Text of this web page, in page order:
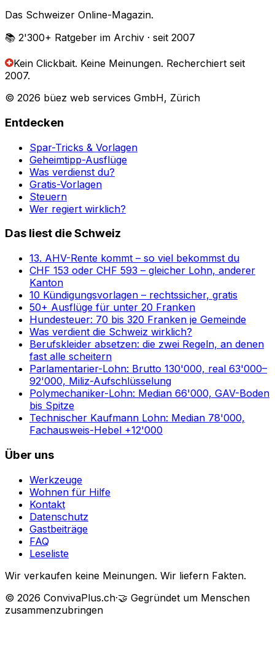
Das Schweizer Online-Magazin.
📚 2'300+ Ratgeber im Archiv · seit 2007
Kein Clickbait. Keine Meinungen. Recherchiert seit
2007.
© 2026 büez web services GmbH, Zürich
Entdecken
Spar-Tricks & Vorlagen
Geheimtipp-Ausflüge
Was verdienst du?
Gratis-Vorlagen
Steuern
Wer regiert wirklich?
Das liest die Schweiz
13. AHV-Rente kommt – so viel bekommst du
CHF 153 oder CHF 593 – gleicher Lohn, anderer
Kanton
10 Kündigungsvorlagen – rechtssicher, gratis
50+ Ausflüge für unter 20 Franken
Hundesteuer: 70 bis 320 Franken je Gemeinde
Was verdient die Schweiz wirklich?
Berufskleider absetzen: die zwei Regeln, an denen
fast alle scheitern
Parlamentarier-Lohn: Brutto 130'000, real 63'000–
92'000, Miliz-Aufschlüsselung
Polymechaniker-Lohn: Median 66'000, GAV-Boden
bis Spitze
Technischer Kaufmann Lohn: Median 78'000,
Fachausweis-Hebel +12'000
Über uns
Werkzeuge
Wohnen für Hilfe
Kontakt
Datenschutz
Gastbeiträge
FAQ
Leseliste
Wir verkaufen keine Meinungen. Wir liefern Fakten.
© 2026 ConvivaPlus.ch·🤝 Gegründet um Menschen
zusammenzubringen